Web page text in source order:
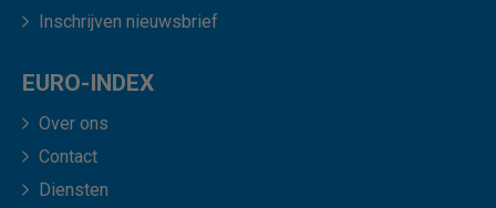
Inschrijven nieuwsbrief
EURO-INDEX
Over ons
Contact
Diensten